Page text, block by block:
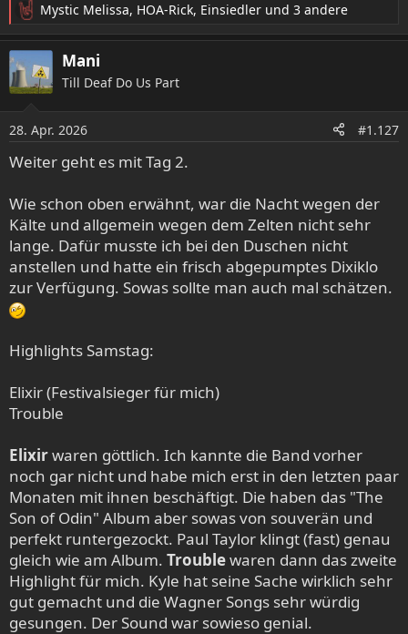
R
e
a
k
t
n
e
n
Mystic Melissa, HOA-Rick, Einsiedler und 3 andere
Mani
Till Deaf Do Us Part
28. Apr. 2026 #1.127
Weiter geht es mit Tag 2.
Wie schon oben erwähnt, war die Nacht wegen der
Kälte und allgemein wegen dem Zelten nicht sehr
lange. Dafür musste ich bei den Duschen nicht
anstellen und hatte ein frisch abgepumptes Dixiklo
zur Verfügung. Sowas sollte man auch mal schätzen.
Highlights Samstag:
Elixir (Festivalsieger für mich)
Trouble
Elixirwaren göttlich. Ich kannte die Band vorher
noch gar nicht und habe mich erst in den letzten paar
Monaten mit ihnen beschäftigt. Die haben das "The
Son of Odin" Album aber sowas von souverän und
perfekt runtergezockt. Paul Taylor klingt (fast) genau
gleich wie am Album. Troublewaren dann das zweite
Highlight für mich. Kyle hat seine Sache wirklich sehr
gut gemacht und die Wagner Songs sehr würdig
gesungen. Der Sound war sowieso genial.